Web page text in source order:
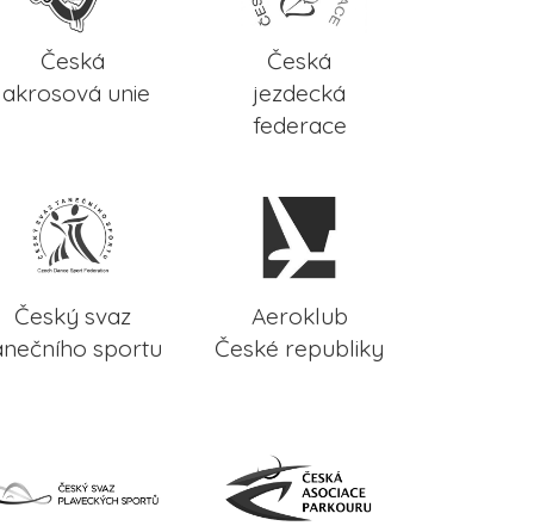
Česká
unie
Česká
jezdecká
federace
Český svaz
sportu
Aeroklub
České republiky